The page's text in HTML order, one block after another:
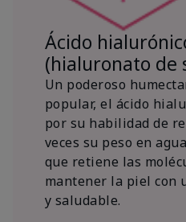
Ácido
(hialuronato de
Un poderoso
popular, el ácido
por su habilidad de
veces su peso en
que retiene las
mantener la piel con
y saludable.